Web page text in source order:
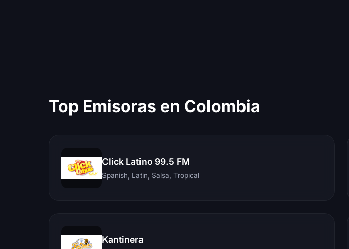
Top Emisoras en Colombia
Click Latino 99.5 FM
Spanish, Latin, Salsa, Tropical
Kantinera